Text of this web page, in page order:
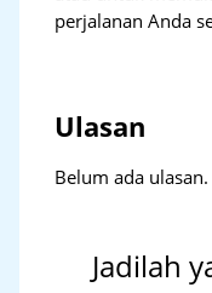
perjalanan Anda
Ulasan
Belum ada ulasan.
Jadilah